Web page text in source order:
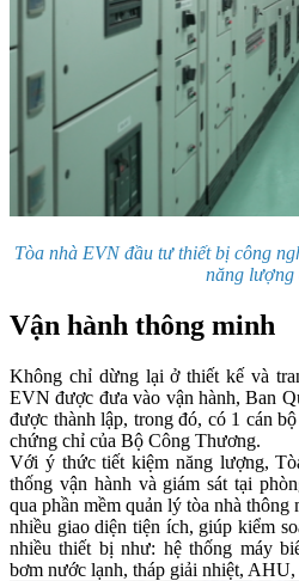
Tòa nhà EVN đầu tư thiết bị công
năng lượng
Vận hành thông minh
Không chỉ dừng lại ở thiết kế và
EVN được đưa vào vận hành, Ban
được thành lập, trong đó, có 1 cán
chứng chỉ của Bộ Công Thương.
Với ý thức tiết kiệm năng lượng,
thống vận hành và giám sát tại
qua phần mềm quản lý tòa nhà
nhiều giao diện tiện ích, giúp kiểm
nhiều thiết bị như: hệ thống máy
bơm nước lạnh, tháp giải nhiệt, AHU,